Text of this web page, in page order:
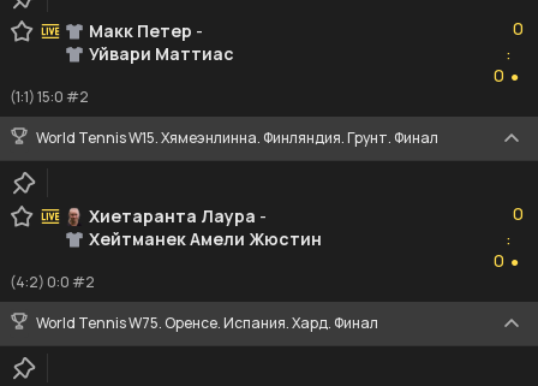
Макк Петер -
Уйвари Маттиас
0
:
0 ●
(1:1) 15:0 #2
World Tennis W15. Хямеэнлинна. Финляндия. Грунт. Финал
Хиетаранта Лаура -
Хейтманек Амели Жюстин
0
:
0 ●
(4:2) 0:0 #2
World Tennis W75. Оренсе. Испания. Хард. Финал